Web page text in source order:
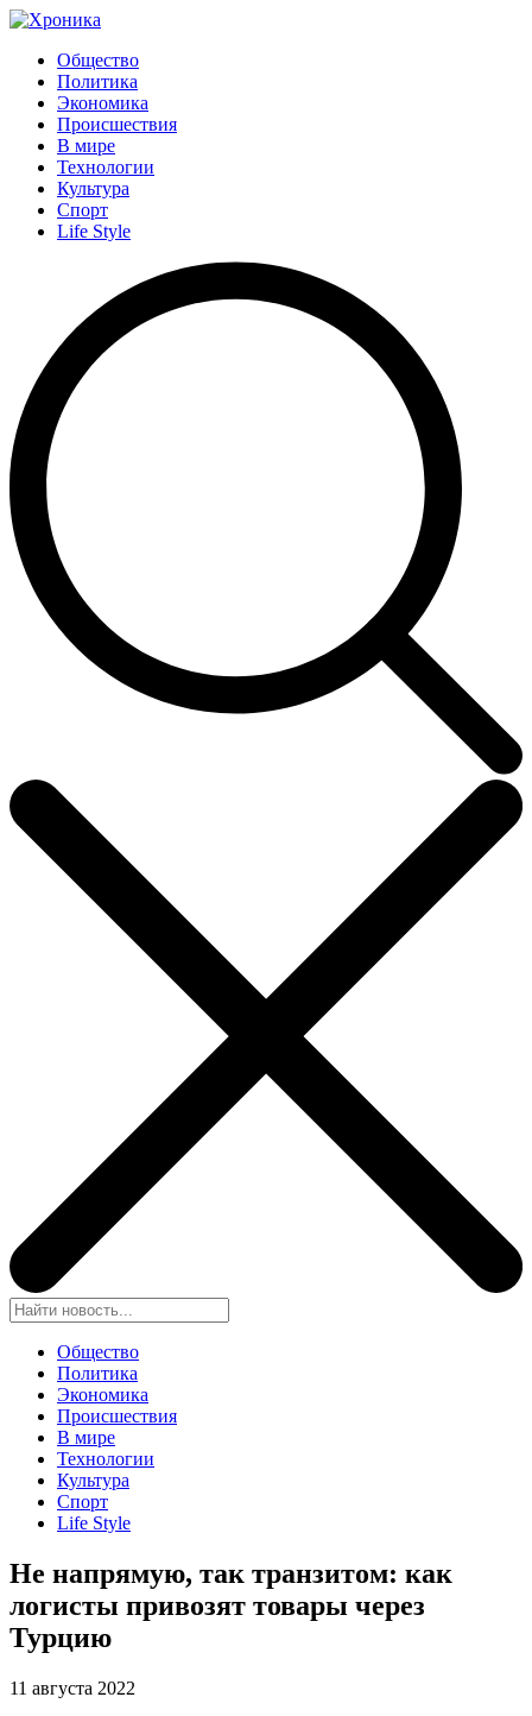
Общество
Политика
Экономика
Происшествия
В мире
Технологии
Культура
Спорт
Life Style
Общество
Политика
Экономика
Происшествия
В мире
Технологии
Культура
Спорт
Life Style
Не напрямую, так транзитом: как
логисты привозят товары через
Турцию
11 августа 2022